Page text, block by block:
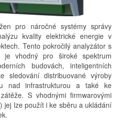
pro náročné systémy správy
kvality elektrické energie v
Tento pokročilý analyzátor s
je vhodný pro široké spektrum
budovách, inteligentních
sledování distribuované výroby
nad infrastrukturou a také ke
S vhodnými firmwarovými
jej lze použít i ke sběru a ukládání